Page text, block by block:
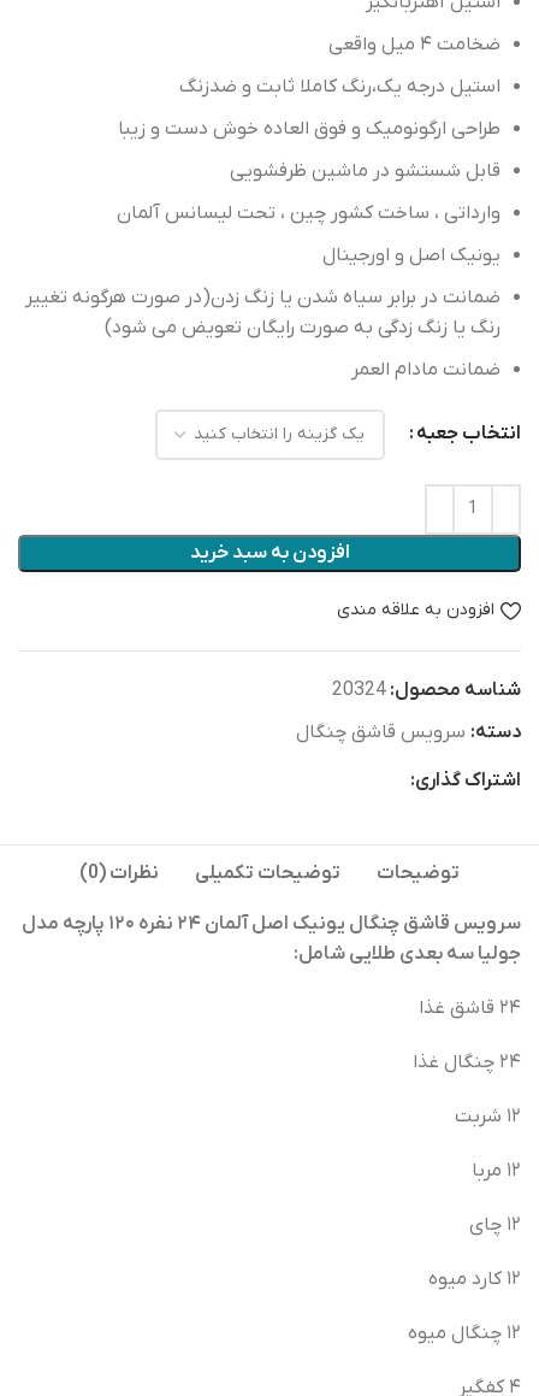
استیل درجه یک،رنگ کاملا ثابت و ضدزنگ
طراحی ارگونومیک و فوق العاده خوش دست و زیبا
یونیک اصل و‌ اورجینال
ضمانت در برابر سیاه شدن یا زنگ زدن(در صورت هرگونه تغییر
رنگ یا زنگ زدگی به صورت رایگان تعویض می شود)
ضمانت مادام العمر
انتخاب جعبه
افزودن به سبد خرید
افزودن به علاقه مندی
شناسه محصول: 20324
دسته: سرویس قاشق چنگال
اشتراک گذاری:
توضیحات توضیحات تکمیلی نظرات (0)
سرویس قاشق چنگال یونیک اصل آلمان ۲۴ نفره ۱۲۰ پارچه مدل‌
جولیا سه بعدی‌ طلایی شامل:
۲۴ قاشق غذا
۲۴ چنگال غذا
۱۲ شربت
۱۲ مربا
۱۲ چای
۱۲ کارد میوه
۱۲ چنگال میوه
۴ کفگیر